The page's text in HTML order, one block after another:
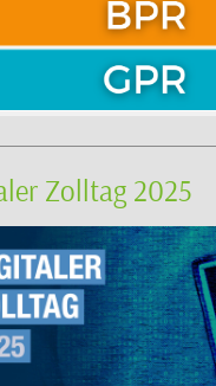
Zolltag 2025